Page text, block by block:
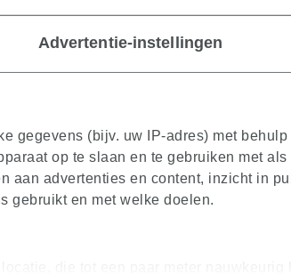
Advertentie-instellingen
gegevens (bijv. uw IP-adres) met behulp
op te slaan en te gebruiken met als
aan advertenties en content, inzicht in
gebruikt en met welke doelen.
Leveren van een
stijl én budget
Veel leren met en van